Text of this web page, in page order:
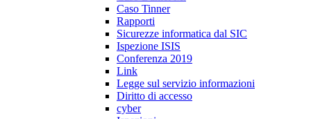
Caso Tinner
Rapporti
Sicurezze informatica dal SIC
Ispezione ISIS
Conferenza 2019
Link
Legge sul servizio informazioni
Diritto di accesso
cyber